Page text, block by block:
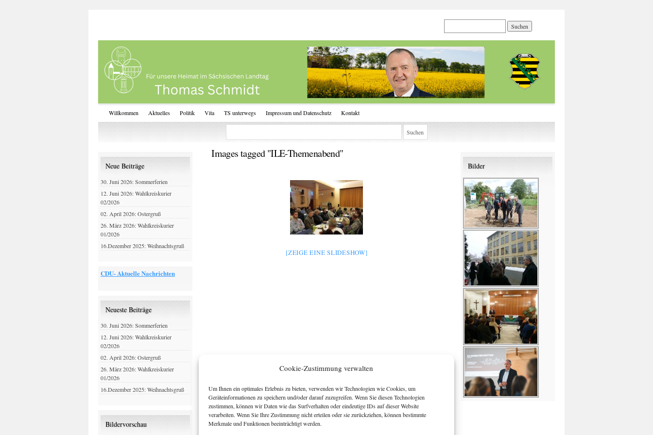
Cookie-Zustimmung verwalten
Um Ihnen ein optimales Erlebnis zu bieten, verwenden wir Technologien wie Cookies, um
Geräteinformationen zu speichern und/oder darauf zuzugreifen. Wenn Sie diesen Technologien
zustimmen, können wir Daten wie das Surfverhalten oder eindeutige IDs auf dieser Website
verarbeiten. Wenn Sie Ihre Zustimmung nicht erteilen oder sie zurückziehen, können bestimmte
Merkmale und Funktionen beeinträchtigt werden.
Willkommen Aktuelles Politik Vita TS unterwegs Impressum und Datenschutz Kontakt
Images tagged "ILE-Themenabend"
[ZEIGE EINE SLIDESHOW]
Neue Beiträge
30. Juni 2026: Sommerferien
12. Juni 2026: Wahlkreiskurier
02/2026
02. April 2026: Ostergruß
26. März 2026: Wahlkreiskurier
01/2026
16.Dezember 2025: Weihnachtsgruß
CDU- Aktuelle Nachrichten
Neueste Beiträge
30. Juni 2026: Sommerferien
12. Juni 2026: Wahlkreiskurier
02/2026
02. April 2026: Ostergruß
26. März 2026: Wahlkreiskurier
01/2026
16.Dezember 2025: Weihnachtsgruß
Bildervorschau
Bilder